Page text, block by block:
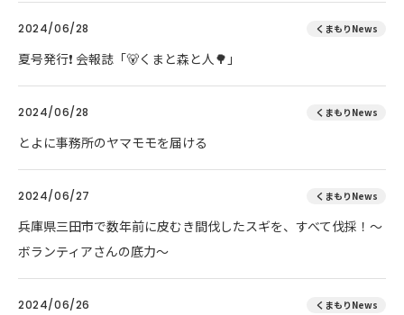
2024/06/28 くまもりNews
夏号発行❗️ 会報誌「🐻くまと森と人🌳」
2024/06/28 くまもりNews
とよに事務所のヤマモモを届ける
2024/06/27 くまもりNews
兵庫県三田市で数年前に皮むき間伐したスギを、すべて伐採！～
ボランティアさんの底力～
2024/06/26 くまもりNews